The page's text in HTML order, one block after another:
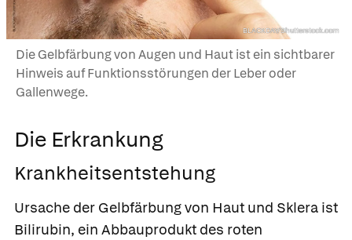
BLACKDAY/Shutterstock.com
Die Gelbfärbung von Augen und Haut ist ein sichtbarer
Hinweis auf Funktionsstörungen der Leber oder
Gallenwege.
Die Erkrankung
Krankheitsentstehung
Ursache der Gelbfärbung von Haut und Sklera ist
Bilirubin, ein Abbauprodukt des roten